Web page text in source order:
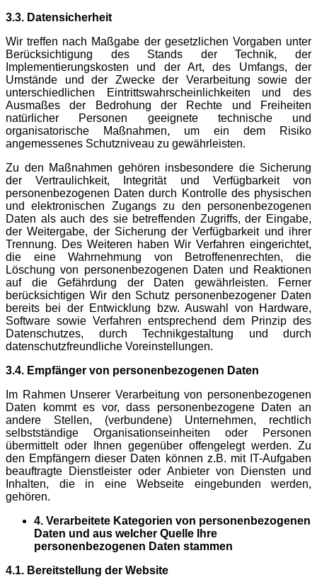
3.3. Datensicherheit
Wir treffen nach Maßgabe der gesetzlichen Vorgaben unter
Berücksichtigung des Stands der Technik, der
Implementierungskosten und der Art, des Umfangs, der
Umstände und der Zwecke der Verarbeitung sowie der
unterschiedlichen Eintrittswahrscheinlichkeiten und des
Ausmaßes der Bedrohung der Rechte und Freiheiten
natürlicher Personen geeignete technische und
organisatorische Maßnahmen, um ein dem Risiko
angemessenes Schutzniveau zu gewährleisten.
Zu den Maßnahmen gehören insbesondere die Sicherung
der Vertraulichkeit, Integrität und Verfügbarkeit von
personenbezogenen Daten durch Kontrolle des physischen
und elektronischen Zugangs zu den personenbezogenen
Daten als auch des sie betreffenden Zugriffs, der Eingabe,
der Weitergabe, der Sicherung der Verfügbarkeit und ihrer
Trennung. Des Weiteren haben Wir Verfahren eingerichtet,
die eine Wahrnehmung von Betroffenenrechten, die
Löschung von personenbezogenen Daten und Reaktionen
auf die Gefährdung der Daten gewährleisten. Ferner
berücksichtigen Wir den Schutz personenbezogener Daten
bereits bei der Entwicklung bzw. Auswahl von Hardware,
Software sowie Verfahren entsprechend dem Prinzip des
Datenschutzes, durch Technikgestaltung und durch
datenschutzfreundliche Voreinstellungen.
3.4. Empfänger von personenbezogenen Daten
Im Rahmen Unserer Verarbeitung von personenbezogenen
Daten kommt es vor, dass personenbezogene Daten an
andere Stellen, (verbundene) Unternehmen, rechtlich
selbstständige Organisationseinheiten oder Personen
übermittelt oder Ihnen gegenüber offengelegt werden. Zu
den Empfängern dieser Daten können z.B. mit IT-Aufgaben
beauftragte Dienstleister oder Anbieter von Diensten und
Inhalten, die in eine Webseite eingebunden werden,
gehören.
4. Verarbeitete Kategorien von personenbezogenen
Daten und aus welcher Quelle Ihre
personenbezogenen Daten stammen
4.1. Bereitstellung der Website